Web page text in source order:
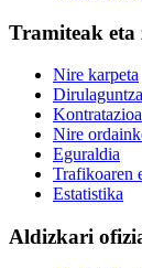
Tramiteak eta
Nire karpeta
Nire
Eguraldia
Trafikoaren
Estatistika
Aldizkari